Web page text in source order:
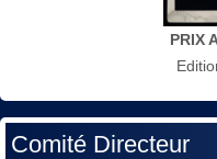
PRIX
Comité Directeur